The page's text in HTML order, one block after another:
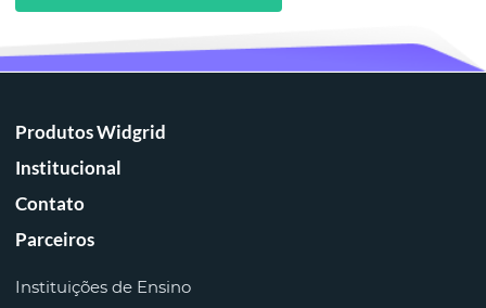
Produtos Widgrid
Institucional
Contato
Parceiros
Instituições de Ensino